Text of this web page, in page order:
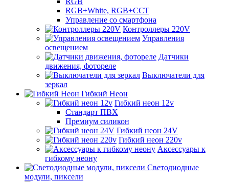
RGB+White, RGB+CCT
Управление со смартфона
Контроллеры 220V
Управления
освещением
Датчики
движения, фотореле
Выключатели для
зеркал
Гибкий Неон
Гибкий неон 12v
Стандарт ПВХ
Премиум силикон
Гибкий неон 24V
Гибкий неон 220v
Аксессуары к
гибкому неону
Светодиодные
модули, пиксели